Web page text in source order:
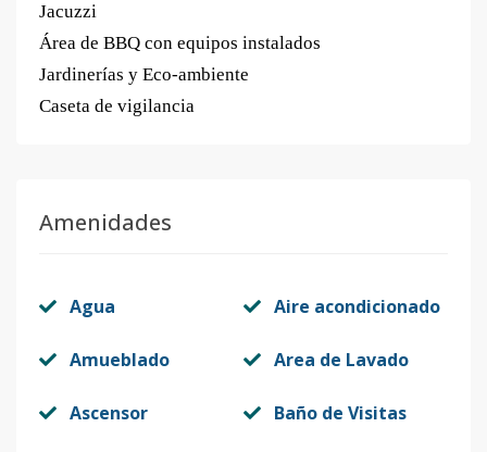
Jacuzzi
Área de BBQ con equipos instalados
Jardinerías y Eco-ambiente
Caseta de vigilancia
Amenidades
Agua Aire acondicionado
Amueblado Area de Lavado
Ascensor Baño de Visitas